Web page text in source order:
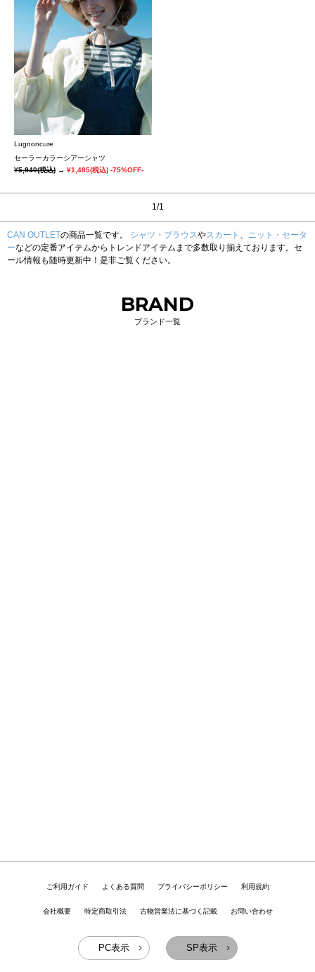
Lugnoncure
セーラーカラーシアーシャツ
¥5,940(税込) → ¥1,485(税込) -75%OFF-
1/1
CAN OUTLETの商品一覧です。 シャツ・ブラウスやスカート 、 ニット・セータ
ーなどの定番アイテムからトレンドアイテムまで多数取り揃えております。セ
ール情報も随時更新中！是非ご覧ください。
BRAND
ブランド一覧
ご利用ガイド よくある質問 プライバシーポリシー 利用規約
会社概要 特定商取引法 古物営業法に基づく記載 お問い合わせ
PC表示 SP表示